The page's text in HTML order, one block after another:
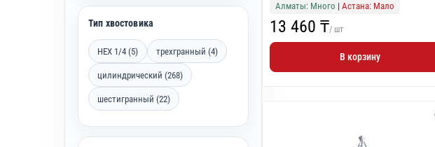
Тип хвостовика
HEX 1/4 (5) трехгранный (4)
цилиндрический (268)
шестигранный (22)
Алматы: Много | Астана: Мало
13 460 ₸/ шт
В корзину